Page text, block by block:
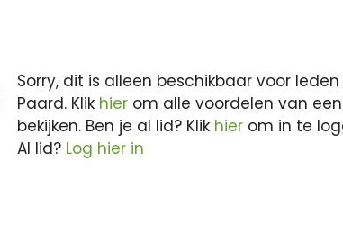
Sorry, dit is alleen beschikbaar voor
Paard. Klik hier om alle voordelen van
bekijken. Ben je al lid? Klik hier om in te
Al lid? Log hier in